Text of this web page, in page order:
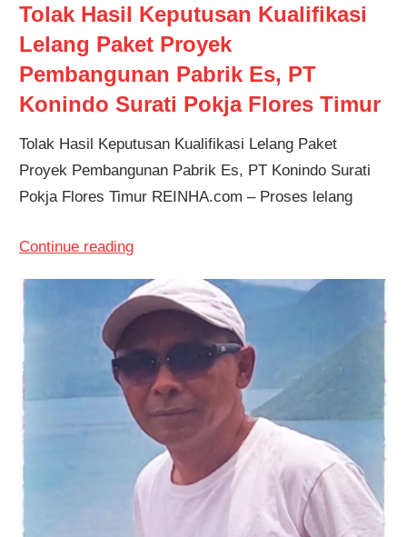
Tolak Hasil Keputusan Kualifikasi
Lelang Paket Proyek
Pembangunan Pabrik Es, PT
Konindo Surati Pokja Flores Timur
Tolak Hasil Keputusan Kualifikasi Lelang Paket
Proyek Pembangunan Pabrik Es, PT Konindo Surati
Pokja Flores Timur REINHA.com – Proses lelang
Continue reading